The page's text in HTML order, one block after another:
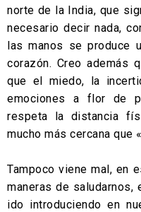
norte de la India, que
necesario decir nada,
las manos se produce
corazón. Creo además
que el miedo, la
emociones a flor de
respeta la distancia
mucho más cercana que
Tampoco viene mal, en
maneras de
ido introduciendo en